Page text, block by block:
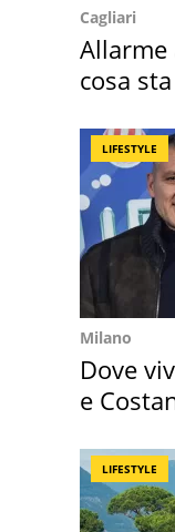
Cagliari
Allarme
cosa
LIFESTYLE
Milano
Dove
e
LIFESTYLE